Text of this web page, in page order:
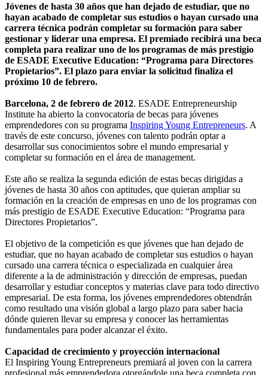
Jóvenes de hasta 30 años que han dejado de estudiar, que no
hayan acabado de completar sus estudios o hayan cursado una
carrera técnica podrán completar su formación para saber
gestionar y liderar una empresa. El premiado recibirá una beca
completa para realizar uno de los programas de más prestigio
de ESADE Executive Education: “Programa para Directores
Propietarios”. El plazo para enviar la solicitud finaliza el
próximo 10 de febrero.
Barcelona, 2 de febrero de 2012. ESADE Entrepreneurship
Institute ha abierto la convocatoria de becas para jóvenes
emprendedores con su programa Inspiring Young Entrepreneurs. A
través de este concurso, jóvenes con talento podrán optar a
desarrollar sus conocimientos sobre el mundo empresarial y
completar su formación en el área de management.
Este año se realiza la segunda edición de estas becas dirigidas a
jóvenes de hasta 30 años con aptitudes, que quieran ampliar su
formación en la creación de empresas en uno de los programas con
más prestigio de ESADE Executive Education: “Programa para
Directores Propietarios”.
El objetivo de la competición es que jóvenes que han dejado de
estudiar, que no hayan acabado de completar sus estudios o hayan
cursado una carrera técnica o especializada en cualquier área
diferente a la de administración y dirección de empresas, puedan
desarrollar y estudiar conceptos y materias clave para todo directivo
empresarial. De esta forma, los jóvenes emprendedores obtendrán
como resultado una visión global a largo plazo para saber hacia
dónde quieren llevar su empresa y conocer las herramientas
fundamentales para poder alcanzar el éxito.
Capacidad de crecimiento y proyección internacional
El Inspiring Young Entrepreneurs premiará al joven con la carrera
profesional más emprendedora otorgándole una beca completa con